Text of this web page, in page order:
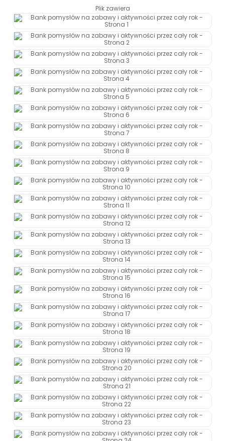
Pomoc
Plik zawiera